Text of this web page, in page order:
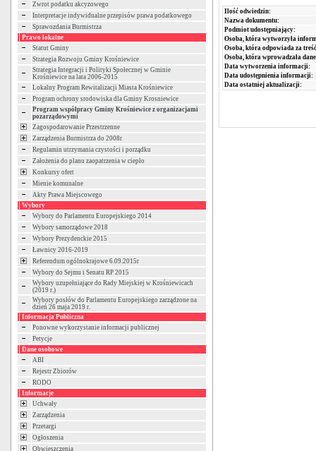
Zwrot podatku akcyzowego
Interpretacje indywidualne przepisów prawa podatkowego
Sprawozdania Burmistrza
Prawo lokalne
Statut Gminy
Strategia Rozwoju Gminy Krośniewice
Strategia Integracji i Polityki Społecznej w Gminie
Krośniewice na lata 2006-2015
Lokalny Program Rewitalizacji Miasta Krośniewice
Program ochrony srodowiska dla Gminy Krosniewice
Program współpracy Gminy Krośniewice z organizacjami
pozarządowymi
Zagospodarowanie Przestrzenne
Zarządzenia Burmistrza do 2008r
Regulamin utrzymania czystości i porządku
Założenia do planu zaopatrzenia w ciepło
Konkursy ofert
Mienie komunalne
Akty Prawa Miejscowego
Wybory
Wybory do Parlamentu Europejskiego 2014
Wybory samorządowe 2018
Wybory Prezydenckie 2015
Ławnicy 2016-2019
Referendum ogólnokrajowe 6.09.2015r
Wybory do Sejmu i Senatu RP 2015
Wybory uzupełniające do Rady Miejskiej w Krośniewicach
(2019 r.)
Wybory posłów do Parlamentu Europejskiego zarządzone na
dzień 26 maja 2019 r.
Informacja Publiczna
Ponowne wykorzystanie informacji publicznej
Petycje
Dane osobowe
ABI
Rejestr Zbiorów
RODO
Informacje
Uchwały
Zarządzenia
Przetargi
Ogłoszenia
Obwieszczenia
Ilość odwiedzin:
Nazwa dokumentu:
Podmiot udostępniający:
Osoba, która wytworzyła
Osoba, która odpowiada za
Osoba, która wprowadzała
Data wytworzenia informacji:
Data udostępnienia informacji:
Data ostatniej aktualizacji: